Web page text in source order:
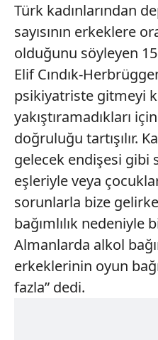
Türk kadınlarından
sayısının erkeklere
olduğunu söyleyen
Elif Cındık-
psikiyatriste gitmeyi
yakıştıramadıkları
doğruluğu tartışılır.
gelecek endişesi gibi
eşleriyle veya
sorunlarla bize
bağımlılık nedeniyle
Almanlarda alkol
erkeklerinin oyun
fazla” dedi.